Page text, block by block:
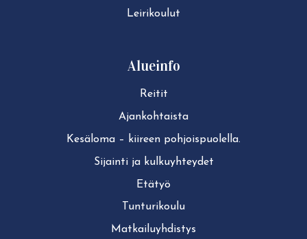
Leirikoulut
Alueinfo
Reitit
Ajan­koh­tais­ta
Kesäloma – kiireen pohjoispuolella.
Sijainti ja kul­ku­yh­tey­det
Etätyö
Tun­tu­ri­kou­lu
Mat­kai­lu­yh­dis­tys